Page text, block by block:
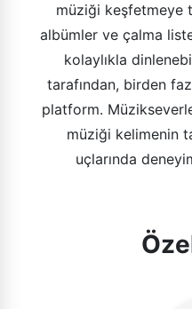
müziği keşfetmeye
albümler ve çalma
kolaylıkla
tarafından, birden
platform.
müziği kelimenin
uçlarında